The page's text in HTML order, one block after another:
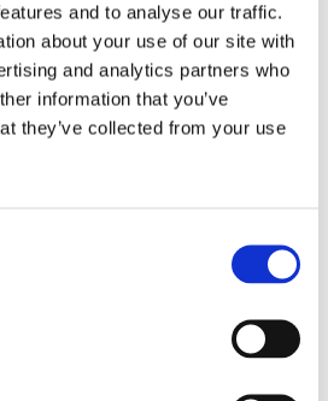
and to analyse our traffic.
about your use of our site with
and analytics partners who
information that you’ve
they’ve collected from your use
integrado e dispositivos de
recipiente(s) tipo VHG,
coletora.
de preparo e 2 recipientes de
e de alta qualidade graças à
de café pronto, contadores total